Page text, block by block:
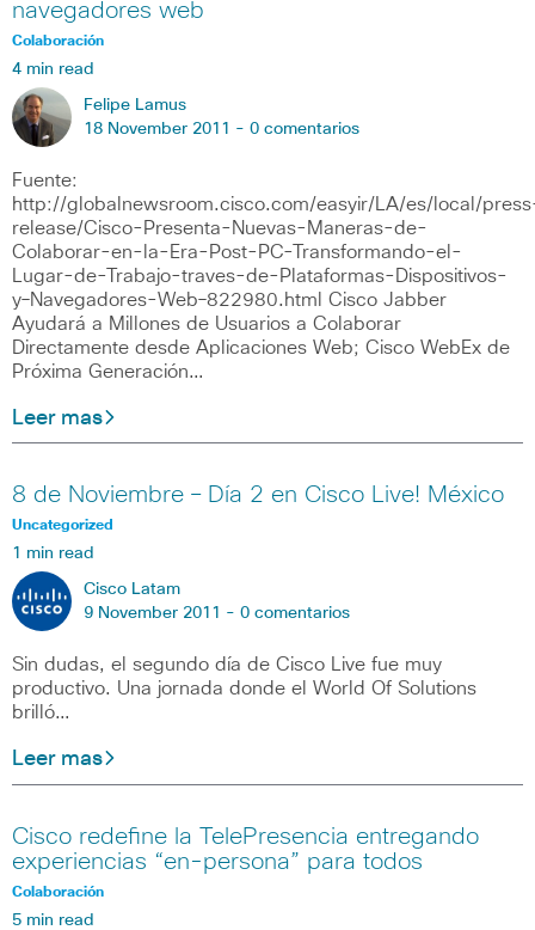
navegadores web
Colaboración
4 min read
Felipe Lamus
18 November 2011 - 0 comentarios
Fuente:
http://globalnewsroom.cisco.com/easyir/LA/es/local/
release/Cisco-Presenta-Nuevas-Maneras-de-
Colaborar-en-la-Era-Post-PC-Transformando-el-
Lugar-de-Trabajo-traves-de-Plataformas-Dispositivos-
y–Navegadores-Web–822980.html Cisco Jabber
Ayudará a Millones de Usuarios a Colaborar
Directamente desde Aplicaciones Web; Cisco WebEx de
Próxima Generación…
Leer mas
8 de Noviembre – Día 2 en Cisco Live! México
Uncategorized
1 min read
Cisco Latam
9 November 2011 - 0 comentarios
Sin dudas, el segundo día de Cisco Live fue muy
productivo. Una jornada donde el World Of Solutions
brilló…
Leer mas
Cisco redefine la TelePresencia entregando
experiencias “en-persona” para todos
Colaboración
5 min read